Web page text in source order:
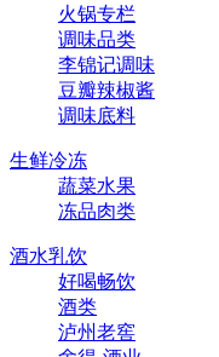
火锅专栏
调味品类
李锦记调味
豆瓣辣椒酱
调味底料
生鲜冷冻
蔬菜水果
冻品肉类
酒水乳饮
好喝畅饮
酒类
泸州老窖